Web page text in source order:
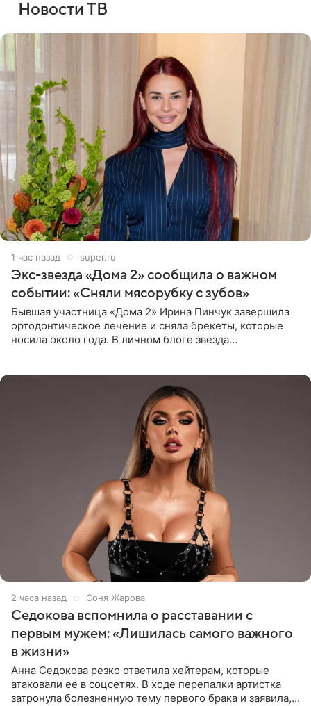
Новости ТВ
1 час назад super.ru
Экс-звезда «Дома 2» сообщила о важном
событии: «Сняли мясорубку с зубов»
Бывшая участница «Дома 2» Ирина Пинчук завершила
ортодонтическое лечение и сняла брекеты, которые
носила около года. В личном блоге звезда
2 часа назад Соня Жарова
Седокова вспомнила о расставании с
первым мужем: «Лишилась самого важного
в жизни»
Анна Седокова резко ответила хейтерам, которые
атаковали ее в соцсетях. В ходе перепалки артистка
затронула болезненную тему первого брака и заявила,